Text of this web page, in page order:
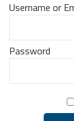
Username or
Password